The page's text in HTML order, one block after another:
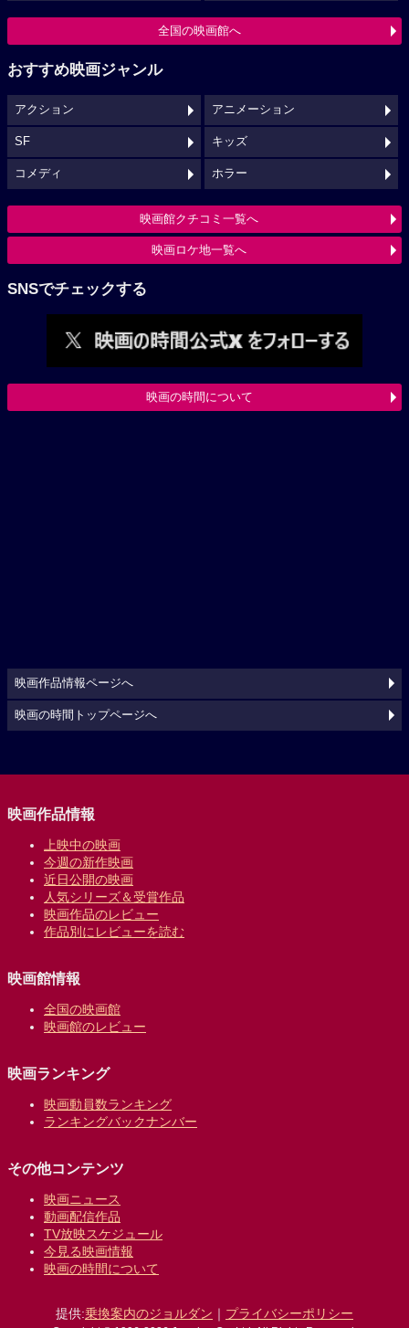
全国の映画館へ
おすすめ映画ジャンル
アクション アニメーション
SF キッズ
コメディ ホラー
映画館クチコミ一覧へ
映画ロケ地一覧へ
SNSでチェックする
映画の時間について
映画作品情報ページへ
映画の時間トップページへ
映画作品情報
上映中の映画
今週の新作映画
近日公開の映画
人気シリーズ＆受賞作品
映画作品のレビュー
作品別にレビューを読む
映画館情報
全国の映画館
映画館のレビュー
映画ランキング
映画動員数ランキング
ランキングバックナンバー
その他コンテンツ
映画ニュース
動画配信作品
TV放映スケジュール
今見る映画情報
映画の時間について
提供:乗換案内のジョルダン ｜ プライバシーポリシー